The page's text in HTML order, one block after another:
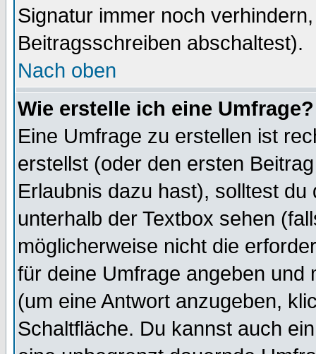
Signatur immer noch
Beitragsschreiben abschaltest).
Nach oben
Wie erstelle ich eine Umfrage?
Eine Umfrage zu erstellen ist
erstellst (oder den ersten
Erlaubnis dazu hast), solltest
unterhalb der Textbox sehen
möglicherweise nicht die
für deine Umfrage angeben und
(um eine Antwort anzugeben,
Schaltfläche. Du kannst auch